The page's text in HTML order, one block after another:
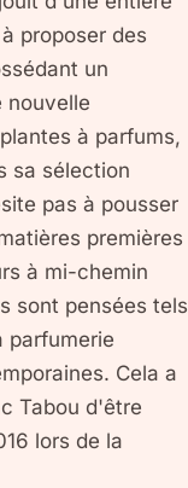
proposer des
un
nouvelle
à parfums,
sa sélection
pas à pousser
premières
à mi-chemin
sont pensées tels
parfumerie
Cela a
Tabou d'être
lors de la